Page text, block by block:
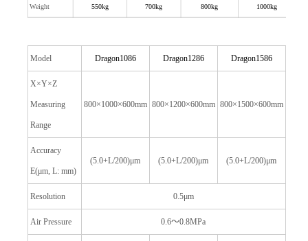
Weight 550kg 700kg 800kg 1000kg
Model Dragon1086 Dragon1286 Dragon1586
X×Y×Z
Measuring
Range
800×1000×600mm 800×1200×600mm 800×1500×600mm
Accuracy
E(μm, L: mm)
(5.0+L/200)μm (5.0+L/200)μm (5.0+L/200)μm
Resolution 0.5μm
Air Pressure 0.6～0.8MPa